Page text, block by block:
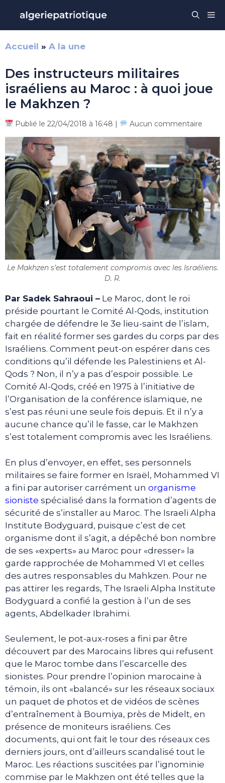
contenu
Accueil » A la une
Des instructeurs militaires
israéliens au Maroc : à quoi joue
le Makhzen ?
Publié le 22/04/2018 à 16:48 | Aucun commentaire
Le Makhzen s’est totalement compromis avec les Israéliens.
D. R.
Par Sadek Sahraoui – Le Maroc, dont le roi
préside pourtant le Comité Al-Qods, institution
chargée de défendre le 3e lieu-saint de l’islam,
fait en réalité former ses gardes du corps par des
Israéliens. Comment peut-on espérer dans ces
conditions qu’il défende les Palestiniens et Al-
Qods ? Non, il n’y a pas d’espoir possible. Le
Comité Al-Qods, créé en 1975 à l’initiative de
l’Organisation de la conférence islamique, ne
s’est pas réuni une seule fois depuis. Et il n’y a
aucune chance qu’il le fasse, car le Makhzen
s’est totalement compromis avec les Israéliens.
En plus d’envoyer, en effet, ses personnels
militaires se faire former en Israël, Mohammed VI
a fini par autoriser carrément un organisme
sioniste spécialisé dans la formation d’agents de
sécurité de s’installer au Maroc. The Israeli Alpha
Institute Bodyguard, puisque c’est de cet
organisme dont il s’agit, a dépêché bon nombre
de ses «experts» au Maroc pour «dresser» la
garde rapprochée de Mohammed VI et celles
des autres responsables du Mahkzen. Pour ne
pas attirer les regards, The Israeli Alpha Institute
Bodyguard a confié la gestion à l’un de ses
agents, Abdelkader Ibrahimi.
Seulement, le pot-aux-roses a fini par être
découvert par des Marocains libres qui refusent
que le Maroc tombe dans l’escarcelle des
sionistes. Pour prendre l’opinion marocaine à
témoin, ils ont «balancé» sur les réseaux sociaux
un paquet de photos et de vidéos de scènes
d’entraînement à Boumiya, près de Midelt, en
présence de moniteurs israéliens. Ces
documents, qui ont fait le tour des réseaux ces
derniers jours, ont d’ailleurs scandalisé tout le
Maroc. Les réactions suscitées par l’ignominie
commise par le Makhzen ont été telles que la